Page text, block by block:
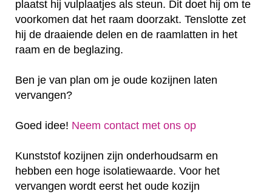
plaatst hij vulplaatjes als steun. Dit doet hij om te
voorkomen dat het raam doorzakt. Tenslotte zet
hij de draaiende delen en de raamlatten in het
raam en de beglazing.
Ben je van plan om je oude kozijnen laten
vervangen?
Goed idee! Neem contact met ons op
Kunststof kozijnen zijn onderhoudsarm en
hebben een hoge isolatiewaarde. Voor het
vervangen wordt eerst het oude kozijn